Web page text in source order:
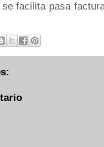
facilita pasa